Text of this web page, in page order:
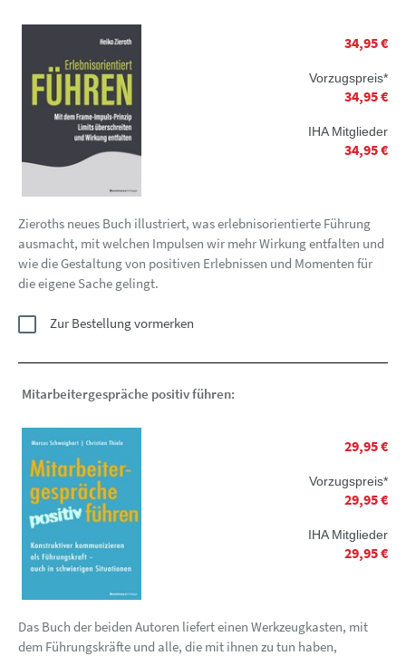
34,95 €
Vorzugspreis*
34,95 €
IHA Mitglieder
34,95 €
Zieroths neues Buch illustriert, was erlebnisorientierte Führung
ausmacht, mit welchen Impulsen wir mehr Wirkung entfalten und
wie die Gestaltung von positiven Erlebnissen und Momenten für
die eigene Sache gelingt.
Zur Bestellung vormerken
Mitarbeitergespräche positiv führen:
29,95 €
Vorzugspreis*
29,95 €
IHA Mitglieder
29,95 €
Das Buch der beiden Autoren liefert einen Werkzeugkasten, mit
dem Führungskräfte und alle, die mit ihnen zu tun haben,